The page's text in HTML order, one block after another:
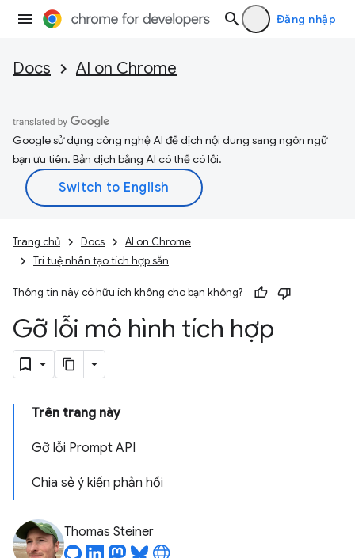
Đăng nhập
Docs AI on Chrome
Google sử dụng công nghệ AI để dịch nội dung sang ngôn ngữ
bạn ưu tiên. Bản dịch bằng AI có thể có lỗi.
Trang chủ Docs
AI on Chrome
Trí tuệ nhân tạo tích hợp sẵn
Thông tin này có hữu ích không cho bạn không?
Gỡ lỗi mô hình tích hợp
Trên trang này
Gỡ lỗi Prompt API
Chia sẻ ý kiến phản hồi
Thomas Steiner